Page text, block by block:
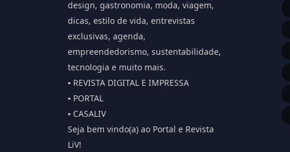
design, gastronomia, moda, viagem,
dicas, estilo de vida, entrevistas
exclusivas, agenda,
empreendedorismo, sustentabilidade,
tecnologia e muito mais.
▪️ REVISTA DIGITAL E IMPRESSA
▪️ PORTAL
▪️ CASALIV
Seja bem vindo(a) ao Portal e Revista
LiV!